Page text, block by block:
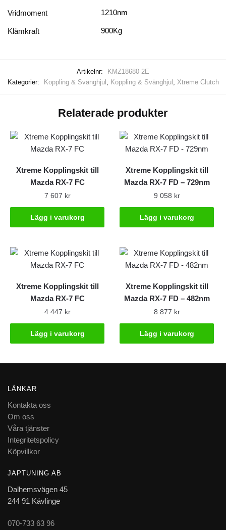
Vridmoment 1210nm
Klämkraft 900Kg
Artikelnr:
KMZ18680-2E
Kategorier:
Koppling & Svänghjul Koppling & Svänghjul Xtreme Clutch
Relaterade produkter
Xtreme Kopplingskit till
Mazda RX-7 FC
7 607 kr
Lägg i varukorg
Xtreme Kopplingskit till
Mazda RX-7 FD – 729nm
9 058 kr
Lägg i varukorg
Xtreme Kopplingskit till
Mazda RX-7 FC
4 447 kr
Lägg i varukorg
Xtreme Kopplingskit till
Mazda RX-7 FD – 482nm
8 877 kr
Lägg i varukorg
LÄNKAR
Kontakta oss
Om oss
Våra tjänster
Integritetspolicy
Köpvillkor
JAPTUNING AB
Dalhemsvägen 45
244 91 Kävlinge
070-733 63 96